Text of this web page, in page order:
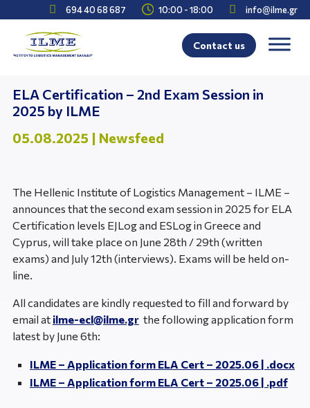
 694 40 68 687  10:00 - 18:00  info@ilme.gr
Contact us
ELA Certification – 2nd Exam Session in
2025 by ILME
05.08.2025 | Newsfeed
The Hellenic Institute of Logistics Management – ILME –
announces that the second exam session in 2025 for ELA
Certification levels EJLog and ESLog in Greece and
Cyprus, will take place on June 28th / 29th (written
exams) and July 12th (interviews). Exams will be held on-
line.
All candidates are kindly requested to fill and forward by
email at ilme-ecl@ilme.grthe following application form
latest by June 6th:
ILME – Application form ELA Cert – 2025.06 | .docx
ILME – Application form ELA Cert – 2025.06 | .pdf